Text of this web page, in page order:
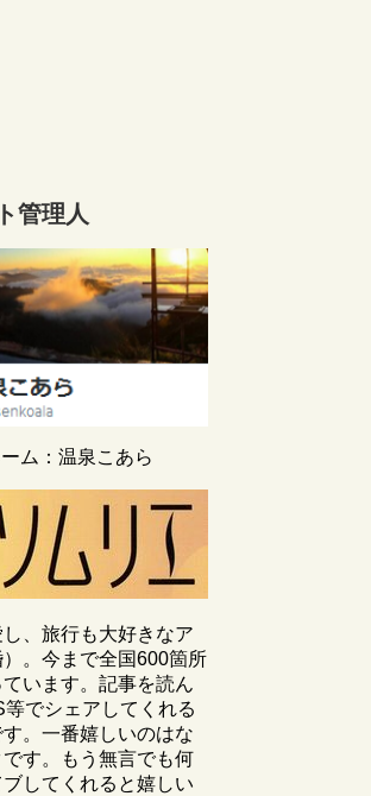
管理人
ム：温泉こあら
、旅行も大好きなア
。今まで全国600箇所
います。記事を読ん
でシェアしてくれる
。一番嬉しいのはな
す。もう無言でも何
してくれると嬉しい